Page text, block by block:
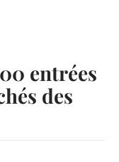
entrées
des